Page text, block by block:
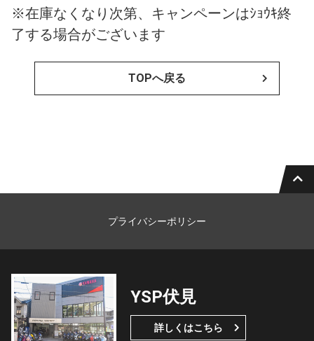
※在庫なくなり次第、キャンペーンはｼｮｳｷ終
了する場合がございます
TOPへ戻る
プライバシーポリシー
YSP伏見
詳しくはこちら